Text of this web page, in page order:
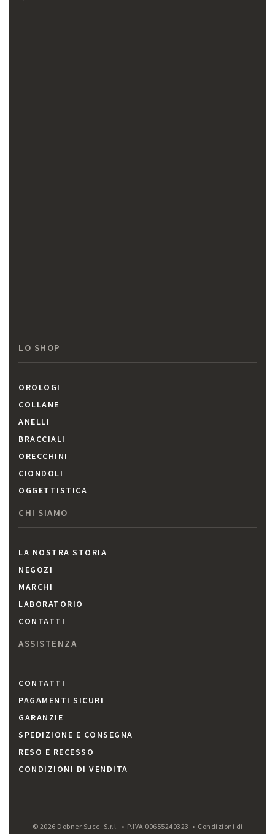
LO SHOP
OROLOGI
COLLANE
ANELLI
BRACCIALI
ORECCHINI
CIONDOLI
OGGETTISTICA
CHI SIAMO
LA NOSTRA STORIA
NEGOZI
MARCHI
LABORATORIO
CONTATTI
ASSISTENZA
CONTATTI
PAGAMENTI SICURI
GARANZIE
SPEDIZIONE E CONSEGNA
RESO E RECESSO
CONDIZIONI DI VENDITA
© 2026 Dobner Succ. S.r.l. • P.IVA 00655240323 • Condizioni di